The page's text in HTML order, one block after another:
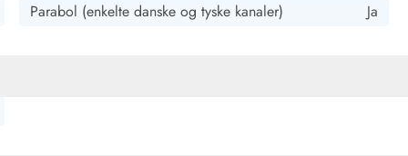
Parabol (enkelte danske og tyske kanaler) Ja